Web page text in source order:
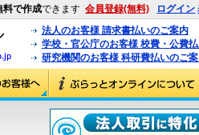
料で作成できます 会員登録(無料) ログイン
法人のお客様 請求書払いのご案内
学校・官公庁のお客様 校費・公費
研究機関のお客様 科研費払いのご